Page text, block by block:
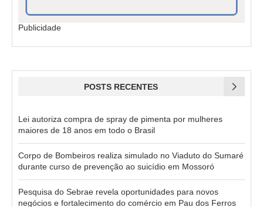
Publicidade
POSTS RECENTES
Lei autoriza compra de spray de pimenta por mulheres
maiores de 18 anos em todo o Brasil
Corpo de Bombeiros realiza simulado no Viaduto do Sumaré
durante curso de prevenção ao suicídio em Mossoró
Pesquisa do Sebrae revela oportunidades para novos
negócios e fortalecimento do comércio em Pau dos Ferros